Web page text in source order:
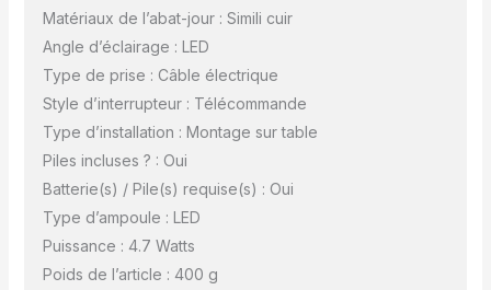
Matériaux de l’abat-jour : Simili cuir
Angle d’éclairage : LED
Type de prise : Câble électrique
Style d’interrupteur : Télécommande
Type d’installation : Montage sur table
Piles incluses ? : Oui
Batterie(s) / Pile(s) requise(s) : Oui
Type d’ampoule : LED
Puissance : 4.7 Watts
Poids de l’article : 400 g